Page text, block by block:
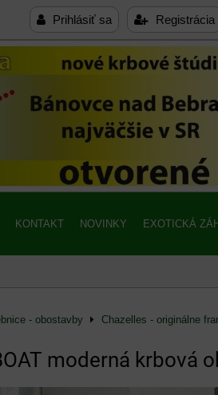
Prihlásiť sa Registrácia
KONTAKT NOVINKY EXOTICKÁ
- obostavby Chazelles - originálne
moderná krbová